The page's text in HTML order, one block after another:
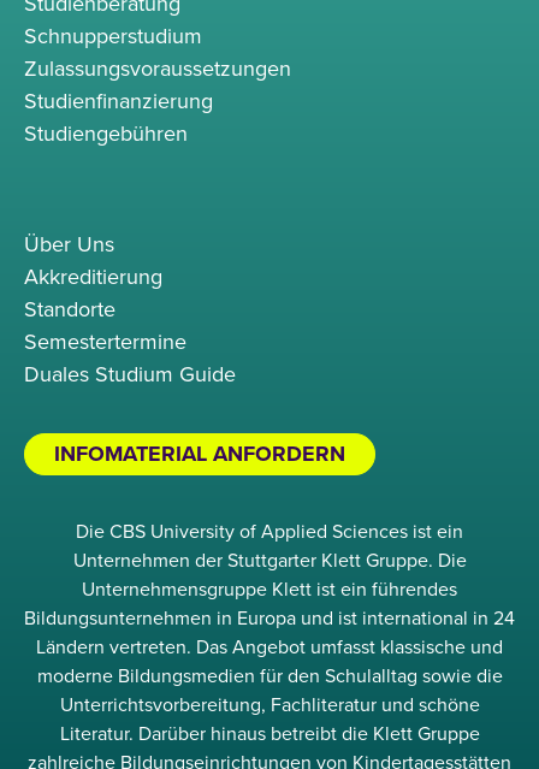
Schnupperstudium
Zulassungsvoraussetzungen
Studienfinanzierung
Studiengebühren
Über Uns
Akkreditierung
Standorte
Semestertermine
Duales Studium Guide
INFOMATERIAL ANFORDERN
Die CBS University of Applied Sciences ist ein
Unternehmen der Stuttgarter Klett Gruppe. Die
Unternehmensgruppe Klett ist ein führendes
Bildungsunternehmen in Europa und ist international in 24
Ländern vertreten. Das Angebot umfasst klassische und
moderne Bildungsmedien für den Schulalltag sowie die
Unterrichtsvorbereitung, Fachliteratur und schöne
Literatur. Darüber hinaus betreibt die Klett Gruppe
zahlreiche Bildungseinrichtungen von Kindertagesstätten